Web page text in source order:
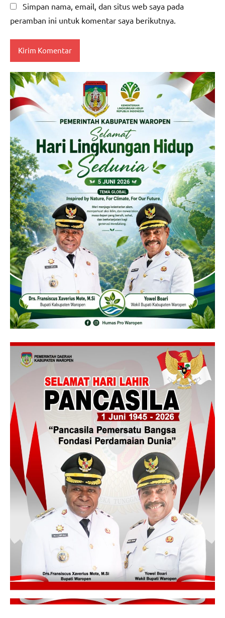
Simpan nama, email, dan situs web saya pada
peramban ini untuk komentar saya berikutnya.